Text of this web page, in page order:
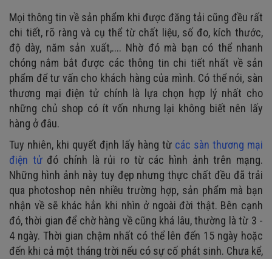
Mọi thông tin về sản phẩm khi được đăng tải cũng đều rất
chi tiết, rõ ràng và cụ thể từ chất liệu, số đo, kích thước,
độ dày, năm sản xuất,.... Nhờ đó mà bạn có thể nhanh
chóng nắm bắt được các thông tin chi tiết nhất về sản
phẩm để tư vấn cho khách hàng của mình. Có thể nói, sàn
thương mại điện tử chính là lựa chọn hợp lý nhất cho
những chủ shop có ít vốn nhưng lại không biết nên lấy
hàng ở đâu.
Tuy nhiên, khi quyết định lấy hàng từ các sàn thương mại
điện tửđó chính là rủi ro từ các hình ảnh trên mạng.
Những hình ảnh này tuy đẹp nhưng thực chất đều đã trải
qua photoshop nên nhiều trường hợp, sản phẩm mà bạn
nhận về sẽ khác hẳn khi nhìn ở ngoài đời thật. Bên cạnh
đó, thời gian để chờ hàng về cũng khá lâu, thường là từ 3 -
4 ngày. Thời gian chậm nhất có thể lên đến 15 ngày hoặc
đến khi cả một tháng trời nếu có sự cố phát sinh. Chưa kể,